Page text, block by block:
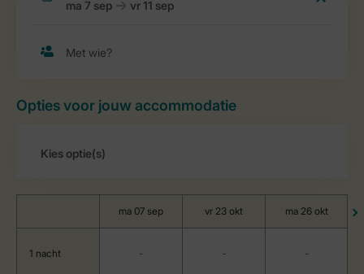
Opties voor jouw accommodatie
ma 07 sep vr 23 okt ma 26 okt
1 nacht - - -